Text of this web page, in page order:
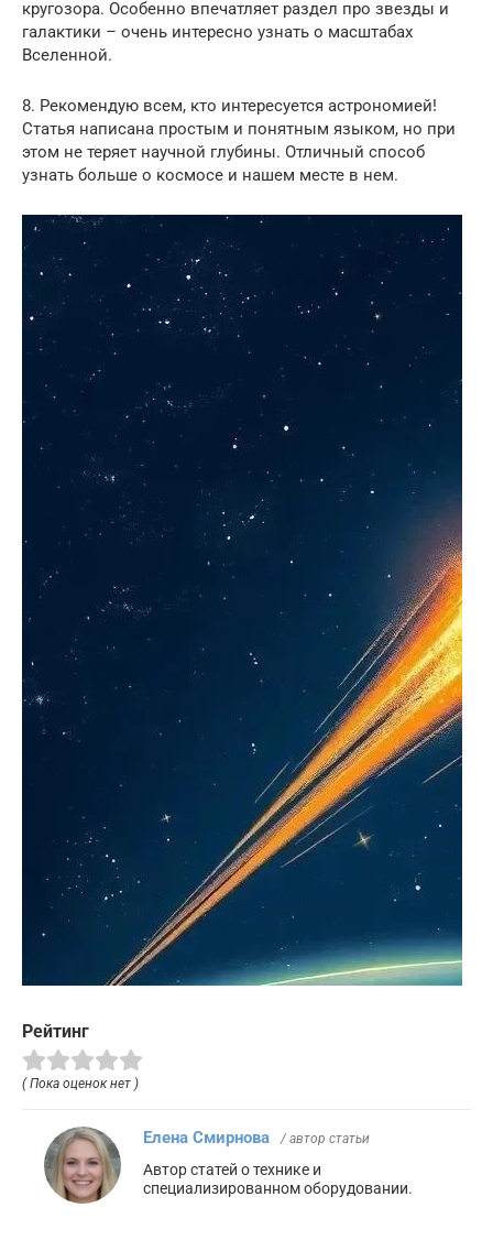
кругозора. Особенно впечатляет раздел про звезды и
галактики – очень интересно узнать о масштабах
Вселенной.
8. Рекомендую всем, кто интересуется астрономией!
Статья написана простым и понятным языком, но при
этом не теряет научной глубины. Отличный способ
узнать больше о космосе и нашем месте в нем.
Рейтинг
( Пока оценок нет )
Елена Смирнова / автор статьи
Автор статей о технике и
специализированном оборудовании.